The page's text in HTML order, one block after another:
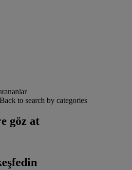
Back to search by categories
göz at